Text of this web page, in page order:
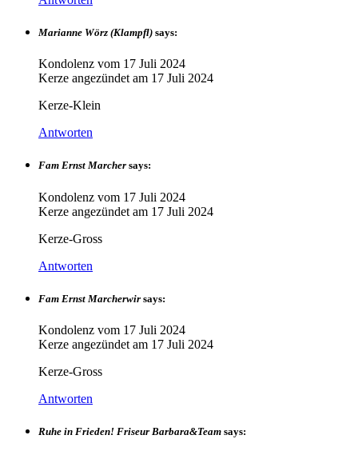
Marianne Wörz (Klampfl) says:
Kondolenz vom 17 Juli 2024
Kerze angezündet am 17 Juli 2024
Kerze-Klein
Antworten
Fam Ernst Marcher says:
Kondolenz vom 17 Juli 2024
Kerze angezündet am 17 Juli 2024
Kerze-Gross
Antworten
Fam Ernst Marcherwir says:
Kondolenz vom 17 Juli 2024
Kerze angezündet am 17 Juli 2024
Kerze-Gross
Antworten
Ruhe in Frieden! Friseur Barbara&Team says: